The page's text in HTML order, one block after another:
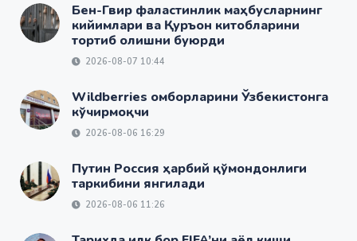
Бен-Гвир фаластинлик маҳбусларнинг
кийимлари ва Қуръон китобларини
тортиб олишни буюрди
2026-08-07 10:44
Wildberries омборларини Ўзбекистонга
кўчирмоқчи
2026-08-06 16:29
Путин Россия ҳарбий қўмондонлиги
таркибини янгилади
2026-08-06 11:26